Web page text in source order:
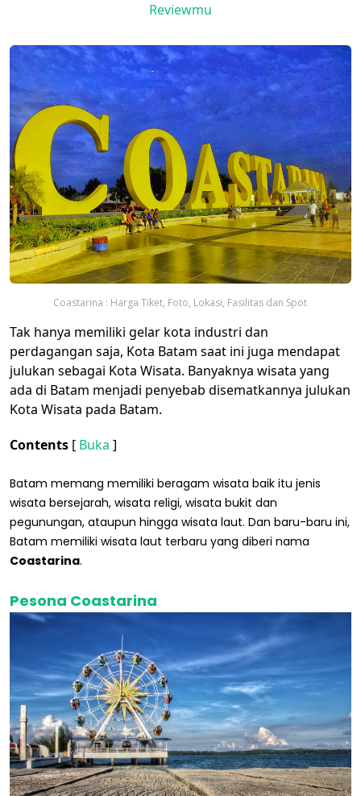
Reviewmu
Coastarina : Harga Tiket, Foto, Lokasi, Fasilitas dan Spot
​Tak hanya memiliki gelar kota industri dan
perdagangan saja, Kota Batam saat ini juga mendapat
julukan sebagai Kota Wisata. Banyaknya wisata yang
ada di Batam menjadi penyebab disematkannya julukan
Kota Wisata pada Batam.
Contents [ Buka ]
Batam memang memiliki beragam wisata baik itu jenis
wisata bersejarah, wisata religi, wisata bukit dan
pegunungan, ataupun hingga wisata laut. Dan baru-baru ini,
Batam memiliki wisata laut terbaru yang diberi nama
Coastarina.
Pesona Coastarina